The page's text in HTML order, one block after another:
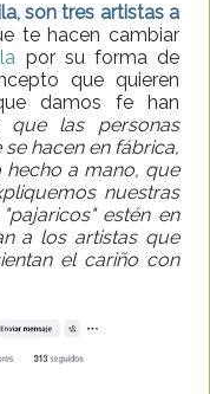
son tres artistas a
te hacen cambiar
por su forma de
que quieren
damos fe han
las personas
hacen en fábrica,
hecho a mano, que
nuestras
estén en
a los artistas que
el cariño con